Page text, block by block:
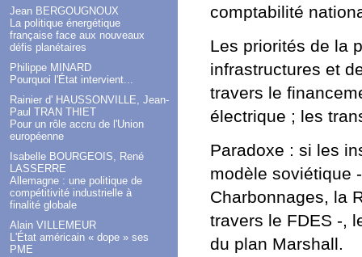
Jean BERGOUGNOUX
La politique énergétique
française face aux nouveaux
défis planétaires
Philippe MINARD
Pourquoi l'État intervient...
Rainier d' HAUSSONVILLE, Jean-
Paul TRAN THIET
Pour un rôle accru de l'Union
européenne
Isabelle BOURGEOIS, René
LASSERRE
Allemagne : une politique de
compétitivité industrielle à
finalité globale
Alain VILLEMEUR
L'État américain « dope » ses
PME
comptabilité
Les priorités de la
infrastructures et
travers le
électrique ; les
Paradoxe : si les
modèle soviétique
Charbonnages, la
travers le FDES -,
du plan Marshall.